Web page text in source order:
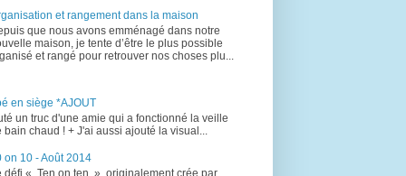
et rangement dans la maison
que nous avons emménagé dans notre
maison, je tente d’être le plus possible
et rangé pour retrouver nos choses plu...
en siège *AJOUT
un truc d'une amie qui a fonctionné la veille
chaud ! + J'ai aussi ajouté la visual...
on 10 - Août 2014
défi « Ten on ten », originalement crée par